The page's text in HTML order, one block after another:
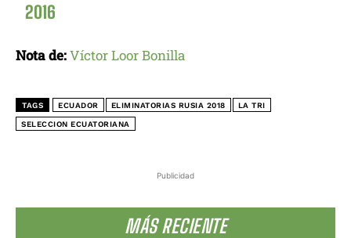
Publicidad
MÁS RECIENTE
2016
Nota de:Víctor Loor Bonilla
TAGS ECUADOR ELIMINATORIAS RUSIA 2018 LA TRI
SELECCION ECUATORIANA